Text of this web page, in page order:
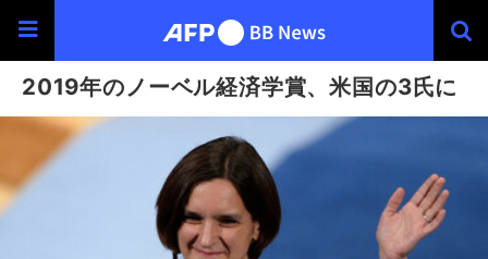
2019年のノーベル経済学賞、米国の3氏に